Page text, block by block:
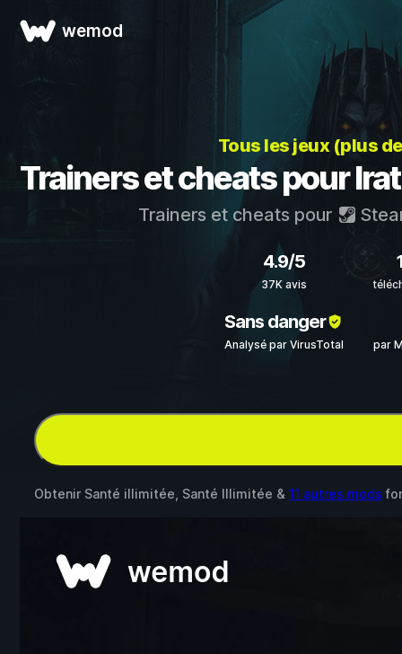
wemod
Tous les jeux (plus
Trainers et cheats pour
Trainers et cheats pour
4.9/5
37K avis
Sans danger
Analysé par VirusTotal par
Obtenir Santé illimitée, Santé Illimitée & 11 autres mods